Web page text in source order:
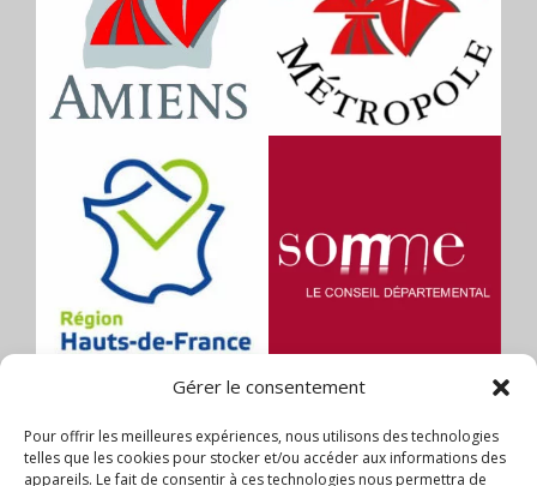
Gérer le consentement
Pour offrir les meilleures expériences, nous utilisons des technologies
telles que les cookies pour stocker et/ou accéder aux informations des
appareils. Le fait de consentir à ces technologies nous permettra de